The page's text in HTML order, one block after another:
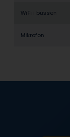
WiFi i bussen
Mikrofon